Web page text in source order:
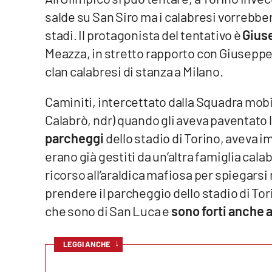
Venti di comunicazione
Streaming
LaC Network
salde su San Siro ma i calabresi
stadi. Il protagonista del tentativo è
Meazza, in stretto rapporto con
clan calabresi di stanza a Milano.
Caminiti, intercettato dalla Squadra
Calabrò, ndr) quando gli aveva
parcheggidello stadio di Torino, aveva
erano già gestiti da un’altra famiglia
ricorso all’araldica mafiosa per
prendere il parcheggio dello stadio di
che sono di San Luca esono forti anche
LEGGI ANCHE ↓